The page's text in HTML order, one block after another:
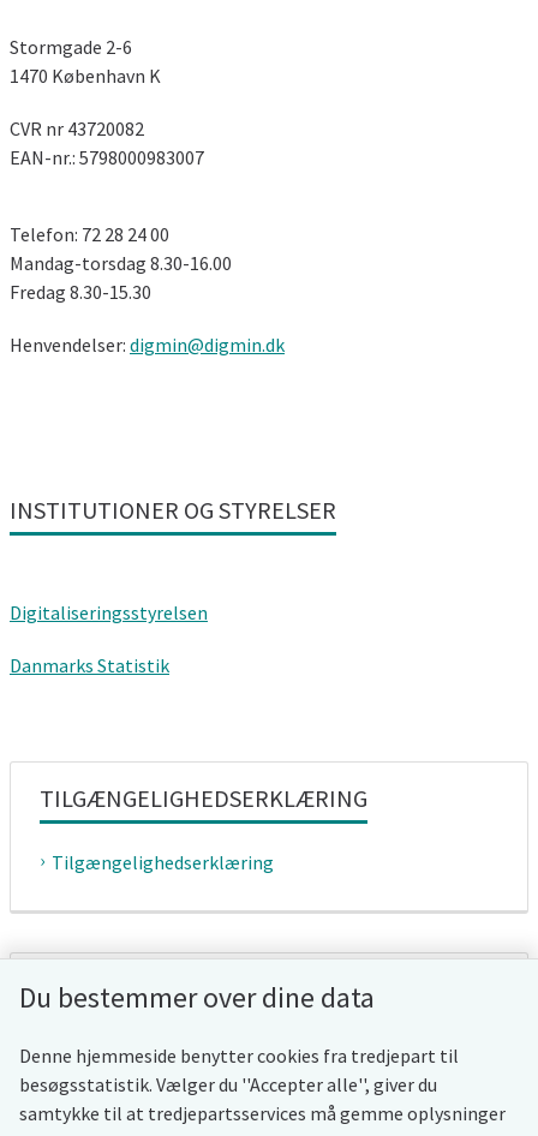
Stormgade 2-6
1470 København K
CVR nr 43720082
EAN-nr.: 5798000983007
Telefon: 72 28 24 00
Mandag-torsdag 8.30-16.00
Fredag ​​8.30-15.30
Henvendelser: digmin@digmin.dk
INSTITUTIONER OG STYRELSER
Digitaliseringsstyrelsen
Danmarks Statistik
TILGÆNGELIGHEDSERKLÆRING
Tilgængelighedserklæring
WHISTLEBLOWERORDNING
Whistleblowerordning
Du bestemmer over dine data
Denne hjemmeside benytter cookies fra tredjepart til
besøgsstatistik. Vælger du ''Accepter alle'', giver du
samtykke til at tredjepartsservices må gemme oplysninger